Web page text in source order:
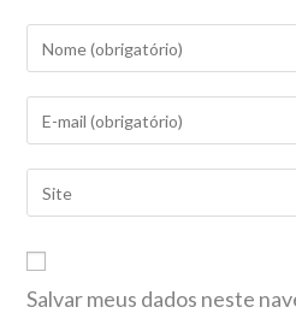
Salvar meus dados neste